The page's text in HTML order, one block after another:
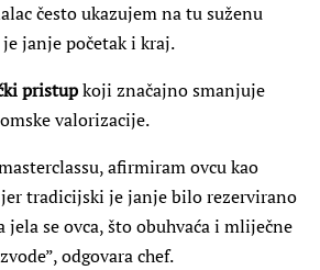
često ukazujem na tu suženu
janje početak i kraj.
pristupkoji značajno smanjuje
valorizacije.
afirmiram ovcu kao
tradicijski je janje bilo rezervirano
jela se ovca, što obuhvaća i mliječne
odgovara chef.